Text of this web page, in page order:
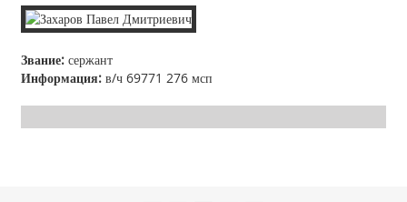
Звание: сержант
Информация: в/ч 69771 276 мсп